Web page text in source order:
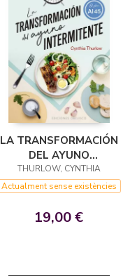
LA TRANSFORMACIÓN
DEL AYUNO
INTERMITENTE
THURLOW, CYNTHIA
Actualment sense existències
19,00 €